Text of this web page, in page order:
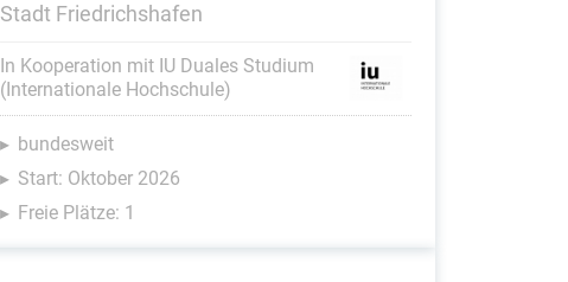
Stadt Friedrichshafen
In Kooperation mit IU Duales Studium
(Internationale Hochschule)
bundesweit
Start: Oktober 2026
Freie Plätze: 1